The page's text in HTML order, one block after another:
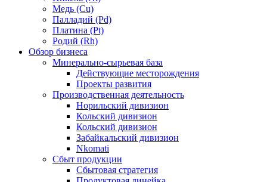
Медь (Cu)
Палладий (Pd)
Платина (Pt)
Родий (Rh)
Обзор бизнеса
Минерально-сырьевая база
Действующие месторождения
Проекты развития
Производственная деятельность
Норильский дивизион
Кольский дивизион
Кольский дивизион
Забайкальский дивизион
Nkomati
Сбыт продукции
Сбытовая стратегия